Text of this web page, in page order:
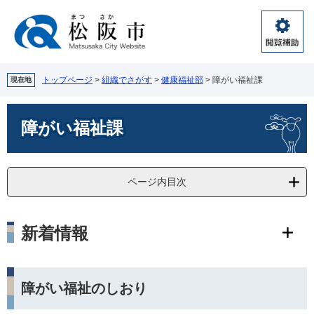
文
へ
閲
覧
助
現在地 トップページ > 組織でさがす > 健康福祉部 > 障がい福祉課
障がい福祉課
ページ内目次
新着情報
障がい福祉のしおり